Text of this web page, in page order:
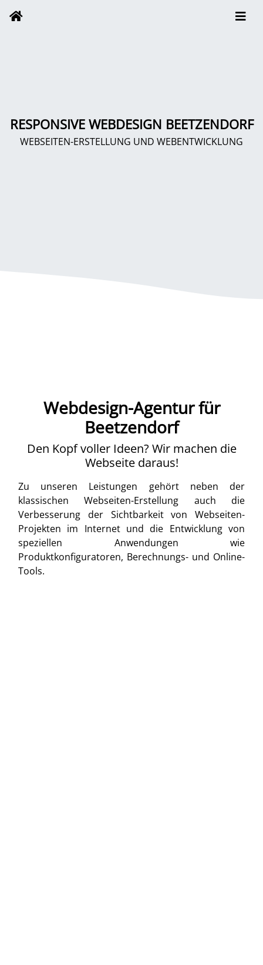
RESPONSIVE WEBDESIGN BEETZENDORF
WEBSEITEN-ERSTELLUNG UND WEBENTWICKLUNG
Webdesign-Agentur für
Beetzendorf
Den Kopf voller Ideen? Wir machen die
Webseite daraus!
Zu unseren Leistungen gehört neben der
klassischen Webseiten-Erstellung auch die
Verbesserung der Sichtbarkeit von Webseiten-
Projekten im Internet und die Entwicklung von
speziellen Anwendungen wie
Produktkonfiguratoren, Berechnungs- und Online-
Tools.